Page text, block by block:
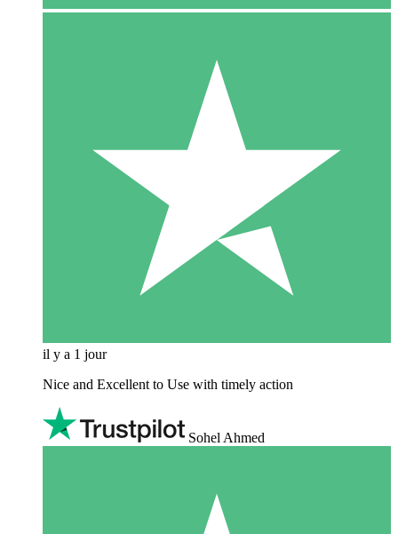
il y a 1 jour
Nice and Excellent to Use with timely action
Sohel Ahmed